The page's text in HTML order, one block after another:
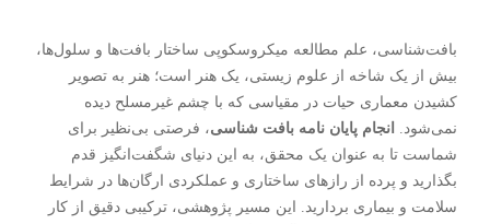
بافت‌شناسی، علم مطالعه میکروسکوپی ساختار بافت‌ها و سلول‌ها،
بیش از یک شاخه از علوم زیستی، یک هنر است؛ هنر به تصویر
کشیدن معماری حیات در مقیاسی که با چشم غیرمسلح دیده
نمی‌شود. انجام پایان نامه بافت شناسی، فرصتی بی‌نظیر برای
شماست تا به عنوان یک محقق، به این دنیای شگفت‌انگیز قدم
بگذارید و پرده از رازهای ساختاری و عملکردی ارگان‌ها در شرایط
سلامت و بیماری بردارید. این مسیر پژوهشی، ترکیبی دقیق از کار